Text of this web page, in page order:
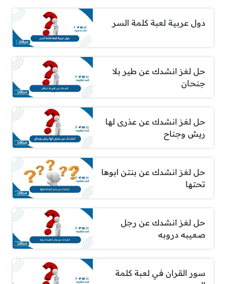
دول عربية لعبة كلمة السر
حل لغز انشدك عن طير بلا
جنحان
حل لغز انشدك عن عذرى لها
ريش وجناح
حل لغز انشدك عن بنتن ابوها
تحتها
حل لغز انشدك عن رجل
صعيبه دروبه
سور القران في لعبة كلمة